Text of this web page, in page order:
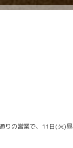
りの営業で、11日(火)